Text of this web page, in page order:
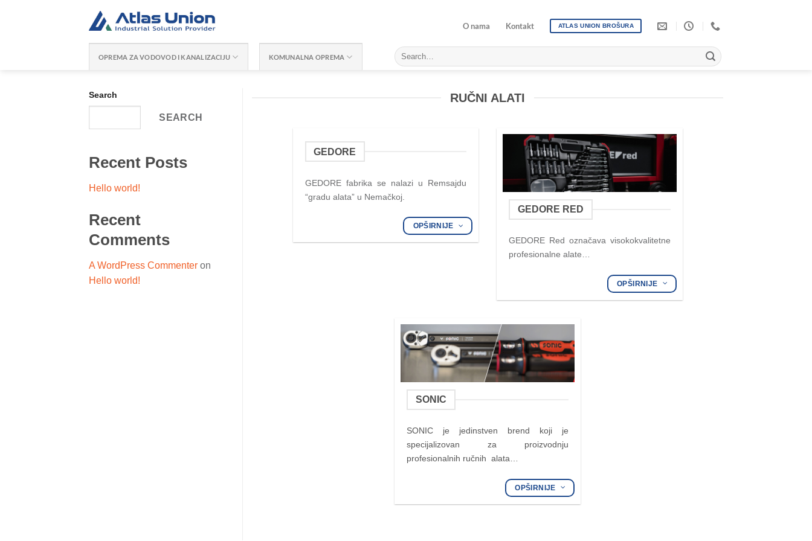
O nama Kontakt ATLAS UNION BROŠURA
OPREMA ZA VODOVOD I KANALIZACIJU KOMUNALNA OPREMA
RUČNI ALATI
GEDORE
GEDORE fabrika se nalazi u Remsajdu
“gradu alata” u Nemačkoj.
OPŠIRNIJE
GEDORE RED
GEDORE Red označava visokokvalitetne
profesionalne alate…
OPŠIRNIJE
SONIC
SONIC je jedinstven brend koji je
specijalizovan za proizvodnju
profesionalnih ručnih alata…
OPŠIRNIJE
Search
SEARCH
Recent Posts
Hello world!
Recent
Comments
A WordPress Commenter on
Hello world!